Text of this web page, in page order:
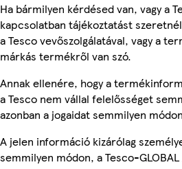
Ha bármilyen kérdésed van, vagy a
kapcsolatban tájékoztatást
a Tesco vevőszolgálatával, vagy a
márkás termékről van szó.
Annak ellenére, hogy a
a Tesco nem vállal felelősséget
azonban a jogaidat semmilyen
A jelen információ kizárólag
semmilyen módon, a Tesco-